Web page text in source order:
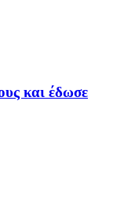
και έδωσε